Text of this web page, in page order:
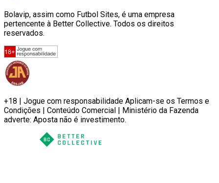
Bolavip, assim como Futbol Sites, é uma empresa
pertencente à Better Collective. Todos os direitos
reservados.
+18 | Jogue com responsabilidade Aplicam-se os Termos e
Condições | Conteúdo Comercial | Ministério da Fazenda
adverte: Aposta não é investimento.